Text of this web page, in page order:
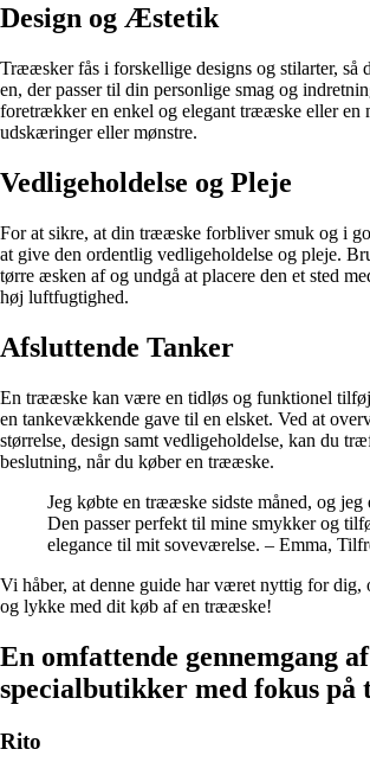
Design og Æstetik
Trææsker fås i forskellige designs og stilarter, så
en, der passer til din personlige smag og
foretrækker en enkel og elegant trææske eller en
udskæringer eller mønstre.
Vedligeholdelse og Pleje
For at sikre, at din trææske forbliver smuk og i
at give den ordentlig vedligeholdelse og pleje.
tørre æsken af og undgå at placere den et sted
høj luftfugtighed.
Afsluttende Tanker
En trææske kan være en tidløs og funktionel
en tankevækkende gave til en elsket. Ved at
størrelse, design samt vedligeholdelse, kan du
beslutning, når du køber en trææske.
Jeg købte en trææske sidste måned, og jeg
Den passer perfekt til mine smykker og
elegance til mit soveværelse. – Emma,
Vi håber, at denne guide har været nyttig for dig,
og lykke med dit køb af en trææske!
En omfattende gennemgang af
specialbutikker med fokus
Rito